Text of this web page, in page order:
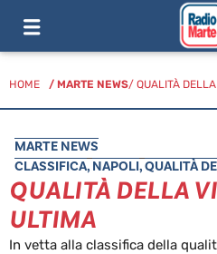
HOME / MARTE NEWS/ QUALITÀ
MARTE NEWS
CLASSIFICA, NAPOLI,QUALITÀ
QUALITÀ DELLA
ULTIMA
In vetta alla classifica della